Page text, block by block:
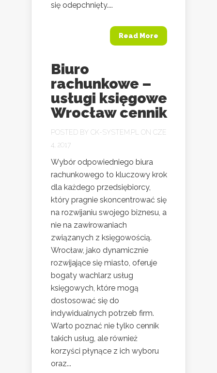
się odepchnięty....
Read More
Biuro
rachunkowe –
usługi księgowe
Wrocław cennik
POSTED BY CK-SYSTEM.PL ON CZE
4, 2017
Wybór odpowiedniego biura
rachunkowego to kluczowy krok
dla każdego przedsiębiorcy,
który pragnie skoncentrować się
na rozwijaniu swojego biznesu, a
nie na zawirowaniach
związanych z księgowością.
Wrocław, jako dynamicznie
rozwijające się miasto, oferuje
bogaty wachlarz usług
księgowych, które mogą
dostosować się do
indywidualnych potrzeb firm.
Warto poznać nie tylko cennik
takich usług, ale również
korzyści płynące z ich wyboru
oraz...